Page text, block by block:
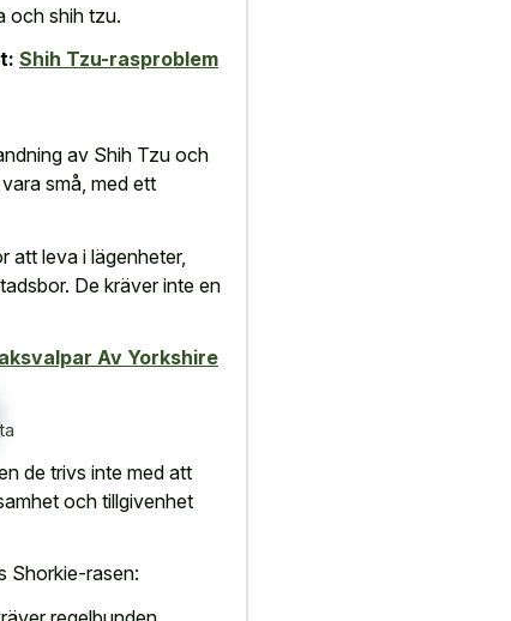
och shih tzu.
Shih Tzu-rasproblem
av Shih Tzu och
små, med ett
att leva i lägenheter,
De kräver inte en
Av Yorkshire
de trivs inte med att
och tillgivenhet
Shorkie-rasen: